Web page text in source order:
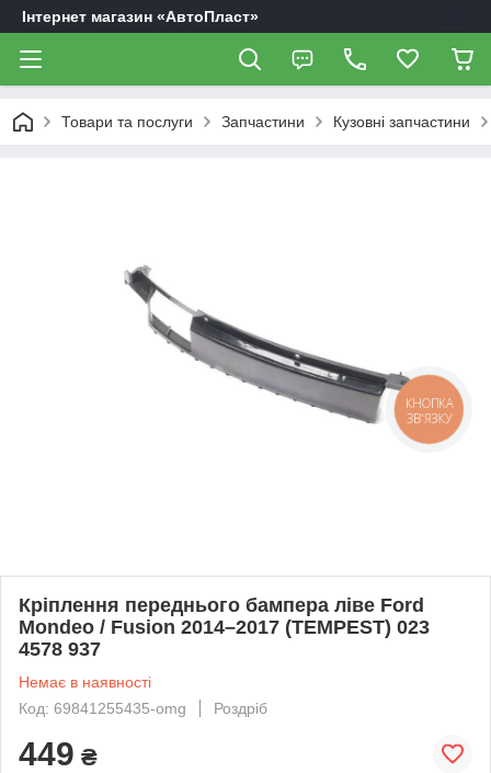
Інтернет магазин «АвтоПласт»
Товари та послуги Запчастини Кузовні запчастини
Кріплення переднього бампера ліве Ford
Mondeo / Fusion 2014–2017 (TEMPEST) 023
4578 937
Немає в наявності
Код: 69841255435-omg
Роздріб
449 ₴
КНОПКА
ЗВ'ЯЗКУ